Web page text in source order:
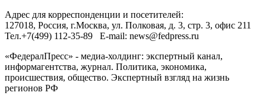
Адрес для корреспонденции и посетителей:
127018, Россия, г.Москва, ул. Полковая, д. 3, стр. 3, офис 211
Тел.+7(499) 112-35-89 E-mail: news@fedpress.ru
«ФедералПресс» - медиа-холдинг: экспертный канал,
информагентства, журнал. Политика, экономика,
происшествия, общество. Экспертный взгляд на жизнь
регионов РФ